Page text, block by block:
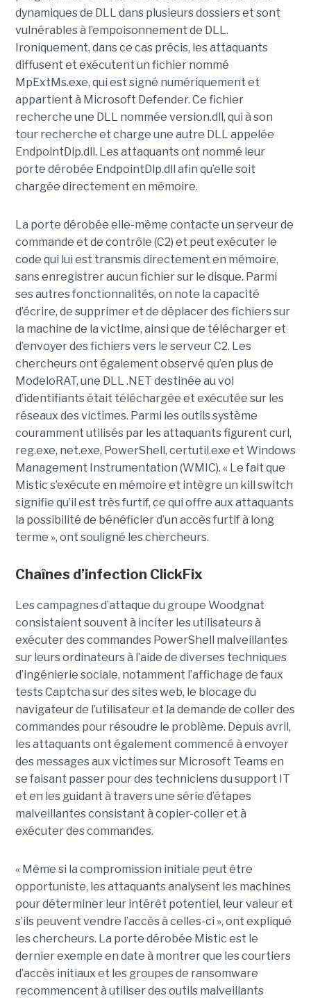
dynamiques de DLL dans plusieurs dossiers et sont
vulnérables à l’empoisonnement de DLL.
Ironiquement, dans ce cas précis, les attaquants
diffusent et exécutent un fichier nommé
MpExtMs.exe, qui est signé numériquement et
appartient à Microsoft Defender. Ce fichier
recherche une DLL nommée version.dll, qui à son
tour recherche et charge une autre DLL appelée
EndpointDlp.dll. Les attaquants ont nommé leur
porte dérobée EndpointDlp.dll afin qu’elle soit
chargée directement en mémoire.
La porte dérobée elle-même contacte un serveur de
commande et de contrôle (C2) et peut exécuter le
code qui lui est transmis directement en mémoire,
sans enregistrer aucun fichier sur le disque. Parmi
ses autres fonctionnalités, on note la capacité
d’écrire, de supprimer et de déplacer des fichiers sur
la machine de la victime, ainsi que de télécharger et
d’envoyer des fichiers vers le serveur C2. Les
chercheurs ont également observé qu’en plus de
ModeloRAT, une DLL .NET destinée au vol
d’identifiants était téléchargée et exécutée sur les
réseaux des victimes. Parmi les outils système
couramment utilisés par les attaquants figurent curl,
reg.exe, net.exe, PowerShell, certutil.exe et Windows
Management Instrumentation (WMIC). « Le fait que
Mistic s’exécute en mémoire et intègre un kill switch
signifie qu’il est très furtif, ce qui offre aux attaquants
la possibilité de bénéficier d’un accès furtif à long
terme », ont souligné les chercheurs.
Chaînes d’infection ClickFix
Les campagnes d’attaque du groupe Woodgnat
consistaient souvent à inciter les utilisateurs à
exécuter des commandes PowerShell malveillantes
sur leurs ordinateurs à l’aide de diverses techniques
d’ingénierie sociale, notamment l’affichage de faux
tests Captcha sur des sites web, le blocage du
navigateur de l’utilisateur et la demande de coller des
commandes pour résoudre le problème. Depuis avril,
les attaquants ont également commencé à envoyer
des messages aux victimes sur Microsoft Teams en
se faisant passer pour des techniciens du support IT
et en les guidant à travers une série d’étapes
malveillantes consistant à copier-coller et à
exécuter des commandes.
« Même si la compromission initiale peut être
opportuniste, les attaquants analysent les machines
pour déterminer leur intérêt potentiel, leur valeur et
s’ils peuvent vendre l’accès à celles-ci », ont expliqué
les chercheurs. La porte dérobée Mistic est le
dernier exemple en date à montrer que les courtiers
d’accès initiaux et les groupes de ransomware
recommencent à utiliser des outils malveillants